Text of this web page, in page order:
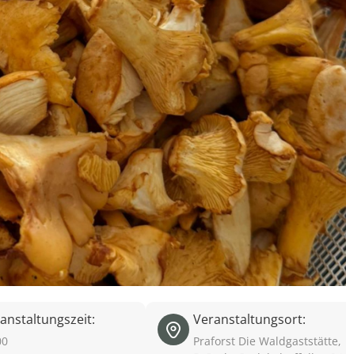
Veranstaltungsort:
Praforst Die Waldgaststätte,